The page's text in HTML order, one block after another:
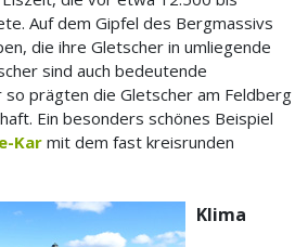
Auf dem Gipfel des Bergmassivs
die ihre Gletscher in umliegende
sind auch bedeutende
prägten die Gletscher am Feldberg
Ein besonders schönes Beispiel
Karmit dem fast kreisrunden
Klima